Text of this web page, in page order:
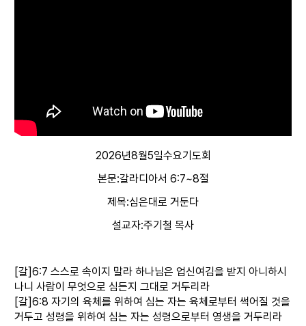
2026년8월5일수요기도회
본문:갈라디아서 6:7~8절
제목:심은대로 거둔다
설교자:주기철 목사
[갈]6:7 스스로 속이지 말라 하나님은 업신여김을 받지 아니하시
나니 사람이 무엇으로 심든지 그대로 거두리라
[갈]6:8 자기의 육체를 위하여 심는 자는 육체로부터 썩어질 것을
거두고 성령을 위하여 심는 자는 성령으로부터 영생을 거두리라